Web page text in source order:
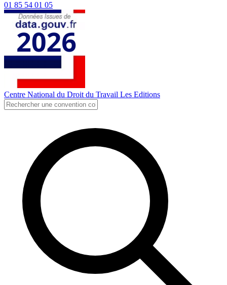
01 85 54 01 05
Centre National du Droit du Travail Les Editions